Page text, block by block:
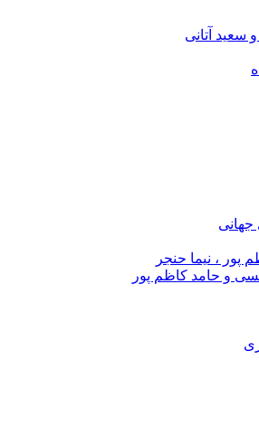
سعید آتانی
پور ، نیما حنجر
و حامد کاظم پور